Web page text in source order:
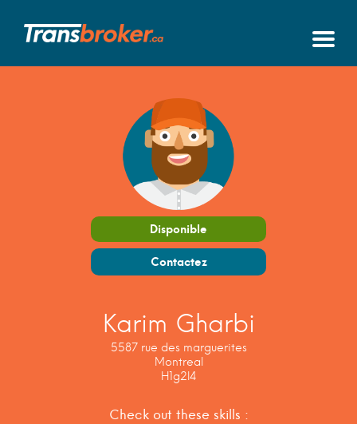
Disponible
Contactez
Karim Gharbi
5587 rue des marguerites
Montreal
H1g2l4
Check out these skills :